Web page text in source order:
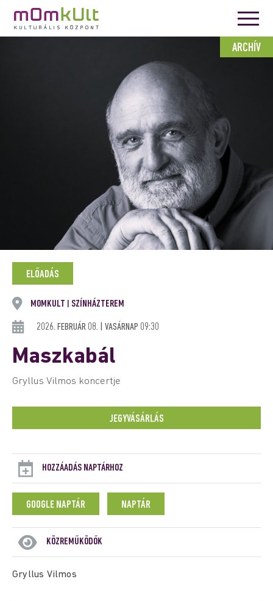
ARCHÍV
ELŐADÁS
MOMKULT SZÍNHÁZTEREM
2026. FEBRUÁR 08. | VASÁRNAP 09:30
Maszkabál
Gryllus Vilmos koncertje
JEGYVÁSÁRLÁS
HOZZÁADÁS NAPTÁRHOZ
GOOGLE NAPTÁR NAPTÁR
KÖZREMŰKÖDŐK
Gryllus Vilmos